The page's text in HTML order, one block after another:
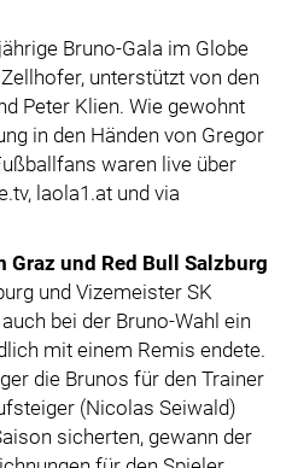
Bruno-Gala im Globe
unterstützt von den
Peter Klien. Wie gewohnt
in den Händen von Gregor
waren live über
laola1.at und via
Graz und Red Bull Salzburg
und Vizemeister SK
bei der Bruno-Wahl ein
mit einem Remis endete.
die Brunos für den Trainer
(Nicolas Seiwald)
sicherten, gewann der